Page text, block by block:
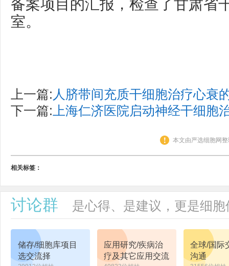
备案项目的汇报，检查了甘肃省
室。
上一篇: 人脐带间充质干细胞治疗心衰
下一篇: 上海仁济医院启动神经干细胞
本文由严选细胞网
相关标签：
讨论群 是心得、是建议，更是细
储存/细胞库项目
选交流择
应用研究/疾病治
疗及其它应用交流
全球/国际
沟通